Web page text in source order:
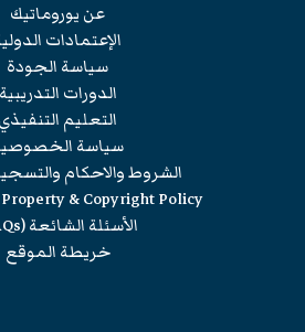
عن يوروماتيك
الإعتمادات
سياسة الجودة
الدورات التدريبية
التعليم التنفيذي
سياسة
الشروط والاحكام
& Copyright Policy
الأسئلة الشائعة (FAQs)
خريطة الموقع